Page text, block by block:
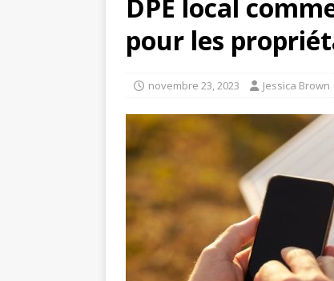
DPE local
pour les
novembre 23, 2023 Jessica Brown